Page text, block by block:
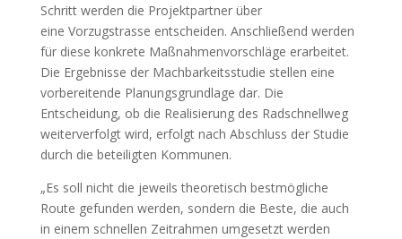
Schritt werden die Projektpartner über
eine Vorzugstrasse entscheiden. Anschließend werden
für diese konkrete Maßnahmenvorschläge erarbeitet.
Die Ergebnisse der Machbarkeitsstudie stellen eine
vorbereitende Planungsgrundlage dar. Die
Entscheidung, ob die Realisierung des Radschnellweg
weiterverfolgt wird, erfolgt nach Abschluss der Studie
durch die beteiligten Kommunen.
„Es soll nicht die jeweils theoretisch bestmögliche
Route gefunden werden, sondern die Beste, die auch
in einem schnellen Zeitrahmen umgesetzt werden